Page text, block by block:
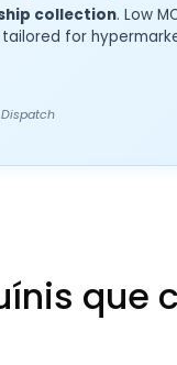
collection. Low
for
que